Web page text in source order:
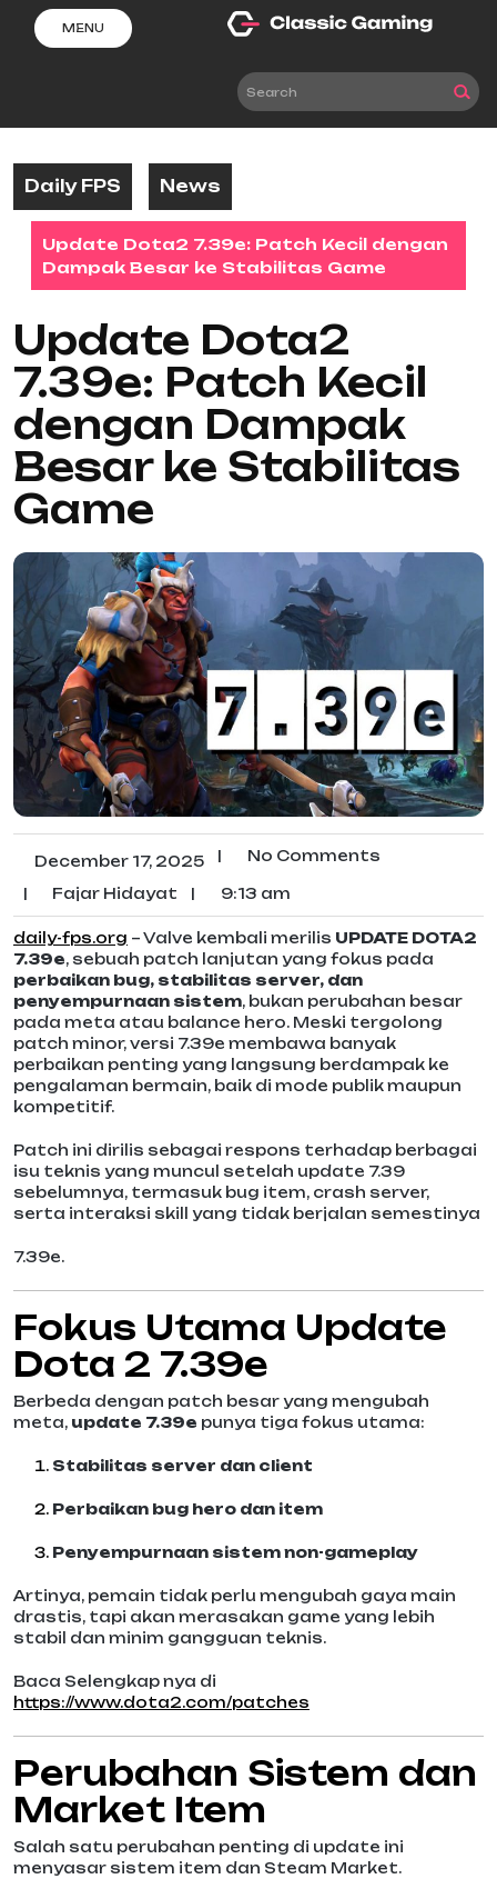
content
MENU
Daily FPS News
Update Dota2 7.39e: Patch Kecil dengan
Dampak Besar ke Stabilitas Game
Update Dota2
7.39e: Patch Kecil
dengan Dampak
Besar ke Stabilitas
Game
December 17, 2025 | No Comments
| Fajar Hidayat | 9:13 am
daily-fps.org – Valve kembali merilis UPDATE DOTA2
7.39e, sebuah patch lanjutan yang fokus pada
perbaikan bug, stabilitas server, dan
penyempurnaan sistem, bukan perubahan besar
pada meta atau balance hero. Meski tergolong
patch minor, versi 7.39e membawa banyak
perbaikan penting yang langsung berdampak ke
pengalaman bermain, baik di mode publik maupun
kompetitif.
Patch ini dirilis sebagai respons terhadap berbagai
isu teknis yang muncul setelah update 7.39
sebelumnya, termasuk bug item, crash server,
serta interaksi skill yang tidak berjalan semestinya
7.39e.
Fokus Utama Update
Dota 2 7.39e
Berbeda dengan patch besar yang mengubah
meta, update 7.39e punya tiga fokus utama:
Stabilitas server dan client
Perbaikan bug hero dan item
Penyempurnaan sistem non-gameplay
Artinya, pemain tidak perlu mengubah gaya main
drastis, tapi akan merasakan game yang lebih
stabil dan minim gangguan teknis.
Baca Selengkap nya di
https://www.dota2.com/patches
Perubahan Sistem dan
Market Item
Salah satu perubahan penting di update ini
menyasar sistem item dan Steam Market.